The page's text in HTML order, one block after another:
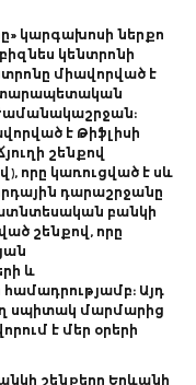
կարգախոսի ներքո
կենտրոնի
միավորված է
ժամանակաշրջան։
է Թիֆլիսի
շենքով
որը կառուցված է սև
դարաշրջանը
բանկի
շենքով, որը
և
Այդ
սպիտակ մարմարից
է մեր օրերի
շենքերը Երևանի